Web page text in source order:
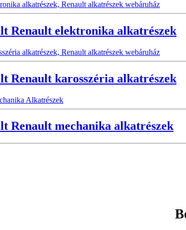
Renault elektronika alkatrészek
Renault karosszéria alkatrészek
Renault mechanika alkatrészek